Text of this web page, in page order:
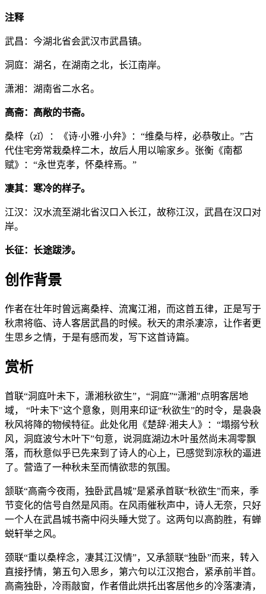
注释
武昌：今湖北省会武汉市武昌镇。
洞庭：湖名，在湖南之北，长江南岸。
潇湘：湖南省二水名。
高斋：高敞的书斋。
桑梓（zǐ）：《诗·小雅·小弁》：“维桑与梓，必恭敬止。”古
代住宅旁常栽桑梓二木，故后人用以喻家乡。张衡《南都
赋》：“永世克孝，怀桑梓焉。”
凄其：寒冷的样子。
江汉：汉水流至湖北省汉口入长江，故称江汉，武昌在汉口对
岸。
长征：长途跋涉。
创作背景
作者在壮年时曾远离桑梓、流寓江湘，而这首五律，正是写于
秋肃将临、诗人客居武昌的时候。秋天的肃杀凄凉，让作者更
生思乡之情，于是有感而发，写下这首诗篇。
赏析
首联“洞庭叶未下，潇湘秋欲生”，“洞庭”“潇湘"点明客居地
域， “叶未下"这个意象，则用来印证“秋欲生”的时令，是袅袅
秋风将降的物候特征。此处化用《楚辞·湘夫人》：“塌搦兮秋
风，洞庭波兮木叶下”句意，说洞庭湖边木叶虽然尚未凋零飘
落，而秋意似乎已先来到了诗人的心上，已感觉到凉秋的逼进
了。营造了一种秋未至而情欲悲的氛围。
颔联“高斋今夜雨，独卧武昌城”是紧承首联“秋欲生”而来，季
节变化的信号自然是风雨。在风雨催秋声中，诗人无奈，只好
一个人在武昌城书斋中闷头睡大觉了。这两句以高韵胜，有蝉
蜕轩举之风。
颈联“重以桑梓念，凄其江汉情”，又承颔联“独卧”而来，转入
直接抒情，第五句入思乡，第六句以江汉抱合，紧承前半首。
高斋独卧，冷雨敲窗，作者借此烘托出客居他乡的冷落凄清，